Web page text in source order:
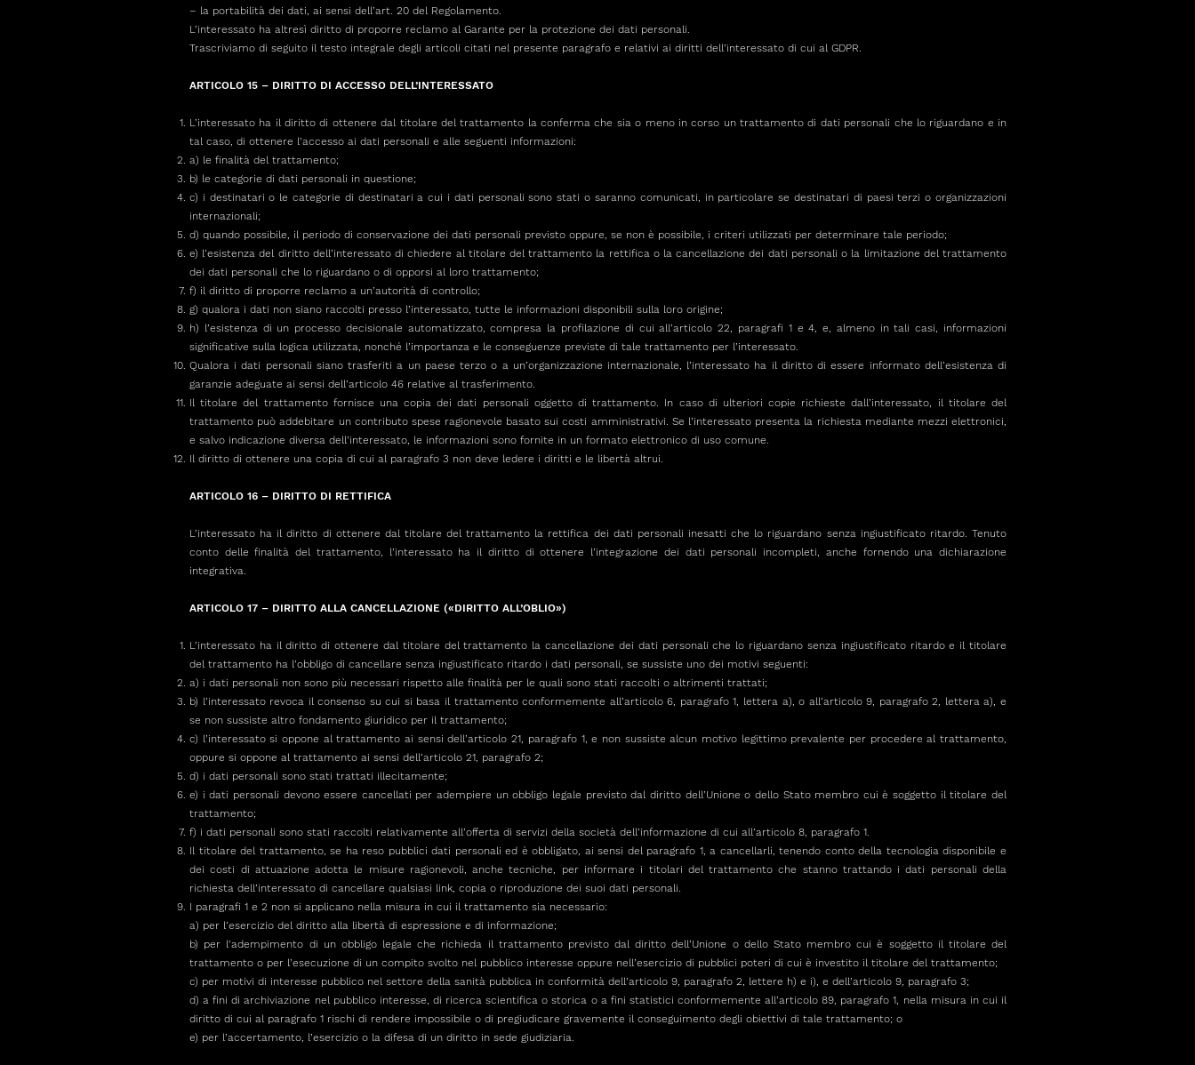
– la portabilità dei dati, ai sensi dell’art. 20 del Regolamento.
L’interessato ha altresì diritto di proporre reclamo al Garante per la protezione dei dati personali.
Trascriviamo di seguito il testo integrale degli articoli citati nel presente paragrafo e relativi ai diritti dell’interessato di cui al GDPR.
ARTICOLO 15 – DIRITTO DI ACCESSO DELL’INTERESSATO
L’interessato ha il diritto di ottenere dal titolare del trattamento la conferma che sia o meno in corso un trattamento di dati personali che lo riguardano e in
tal caso, di ottenere l’accesso ai dati personali e alle seguenti informazioni:
a) le finalità del trattamento;
b) le categorie di dati personali in questione;
c) i destinatari o le categorie di destinatari a cui i dati personali sono stati o saranno comunicati, in particolare se destinatari di paesi terzi o organizzazioni
internazionali;
d) quando possibile, il periodo di conservazione dei dati personali previsto oppure, se non è possibile, i criteri utilizzati per determinare tale periodo;
e) l’esistenza del diritto dell’interessato di chiedere al titolare del trattamento la rettifica o la cancellazione dei dati personali o la limitazione del trattamento
dei dati personali che lo riguardano o di opporsi al loro trattamento;
f) il diritto di proporre reclamo a un’autorità di controllo;
g) qualora i dati non siano raccolti presso l’interessato, tutte le informazioni disponibili sulla loro origine;
h) l’esistenza di un processo decisionale automatizzato, compresa la profilazione di cui all’articolo 22, paragrafi 1 e 4, e, almeno in tali casi, informazioni
significative sulla logica utilizzata, nonché l’importanza e le conseguenze previste di tale trattamento per l’interessato.
Qualora i dati personali siano trasferiti a un paese terzo o a un’organizzazione internazionale, l’interessato ha il diritto di essere informato dell’esistenza di
garanzie adeguate ai sensi dell’articolo 46 relative al trasferimento.
Il titolare del trattamento fornisce una copia dei dati personali oggetto di trattamento. In caso di ulteriori copie richieste dall’interessato, il titolare del
trattamento può addebitare un contributo spese ragionevole basato sui costi amministrativi. Se l’interessato presenta la richiesta mediante mezzi elettronici,
e salvo indicazione diversa dell’interessato, le informazioni sono fornite in un formato elettronico di uso comune.
Il diritto di ottenere una copia di cui al paragrafo 3 non deve ledere i diritti e le libertà altrui.
ARTICOLO 16 – DIRITTO DI RETTIFICA
L’interessato ha il diritto di ottenere dal titolare del trattamento la rettifica dei dati personali inesatti che lo riguardano senza ingiustificato ritardo. Tenuto
conto delle finalità del trattamento, l’interessato ha il diritto di ottenere l’integrazione dei dati personali incompleti, anche fornendo una dichiarazione
integrativa.
ARTICOLO 17 – DIRITTO ALLA CANCELLAZIONE («DIRITTO ALL’OBLIO»)
L’interessato ha il diritto di ottenere dal titolare del trattamento la cancellazione dei dati personali che lo riguardano senza ingiustificato ritardo e il titolare
del trattamento ha l’obbligo di cancellare senza ingiustificato ritardo i dati personali, se sussiste uno dei motivi seguenti:
a) i dati personali non sono più necessari rispetto alle finalità per le quali sono stati raccolti o altrimenti trattati;
b) l’interessato revoca il consenso su cui si basa il trattamento conformemente all’articolo 6, paragrafo 1, lettera a), o all’articolo 9, paragrafo 2, lettera a), e
se non sussiste altro fondamento giuridico per il trattamento;
c) l’interessato si oppone al trattamento ai sensi dell’articolo 21, paragrafo 1, e non sussiste alcun motivo legittimo prevalente per procedere al trattamento,
oppure si oppone al trattamento ai sensi dell’articolo 21, paragrafo 2;
d) i dati personali sono stati trattati illecitamente;
e) i dati personali devono essere cancellati per adempiere un obbligo legale previsto dal diritto dell’Unione o dello Stato membro cui è soggetto il titolare del
trattamento;
f) i dati personali sono stati raccolti relativamente all’offerta di servizi della società dell’informazione di cui all’articolo 8, paragrafo 1.
Il titolare del trattamento, se ha reso pubblici dati personali ed è obbligato, ai sensi del paragrafo 1, a cancellarli, tenendo conto della tecnologia disponibile e
dei costi di attuazione adotta le misure ragionevoli, anche tecniche, per informare i titolari del trattamento che stanno trattando i dati personali della
richiesta dell’interessato di cancellare qualsiasi link, copia o riproduzione dei suoi dati personali.
I paragrafi 1 e 2 non si applicano nella misura in cui il trattamento sia necessario:
a) per l’esercizio del diritto alla libertà di espressione e di informazione;
b) per l’adempimento di un obbligo legale che richieda il trattamento previsto dal diritto dell’Unione o dello Stato membro cui è soggetto il titolare del
trattamento o per l’esecuzione di un compito svolto nel pubblico interesse oppure nell’esercizio di pubblici poteri di cui è investito il titolare del trattamento;
c) per motivi di interesse pubblico nel settore della sanità pubblica in conformità dell’articolo 9, paragrafo 2, lettere h) e i), e dell’articolo 9, paragrafo 3;
d) a fini di archiviazione nel pubblico interesse, di ricerca scientifica o storica o a fini statistici conformemente all’articolo 89, paragrafo 1, nella misura in cui il
diritto di cui al paragrafo 1 rischi di rendere impossibile o di pregiudicare gravemente il conseguimento degli obiettivi di tale trattamento; o
e) per l’accertamento, l’esercizio o la difesa di un diritto in sede giudiziaria.